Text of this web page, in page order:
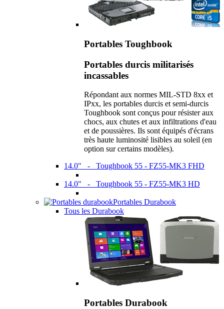
Portables Toughbook
Portables durcis militarisés
incassables
Répondant aux normes MIL-STD 8xx et
IPxx, les portables durcis et semi-durcis
Toughbook sont conçus pour résister aux
chocs, aux chutes et aux infiltrations d'eau
et de poussières. Ils sont équipés d'écrans
très haute luminosité lisibles au soleil (en
option sur certains modèles).
14.0" - Toughbook 55 - FZ55-MK3 FHD
14.0" - Toughbook 55 - FZ55-MK3 HD
Portables Durabook
Tous les Durabook
Portables Durabook